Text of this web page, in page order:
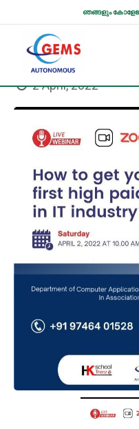
ഞങ്ങളും
2 April, 2022